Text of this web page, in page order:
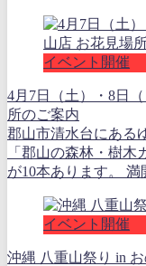
イベント開催
4月7日（土）・8日
所のご案内
郡山市清水台にある
「郡山の森林・樹
が10本あります。
イベント開催
沖縄 八重山祭り in